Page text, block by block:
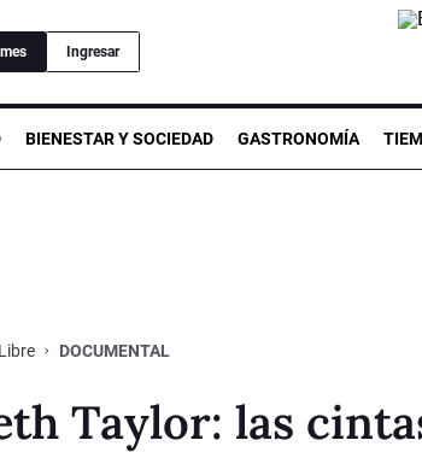
Ingresar
BIENESTAR Y SOCIEDAD GASTRONOMÍA
DOCUMENTAL
Taylor: las